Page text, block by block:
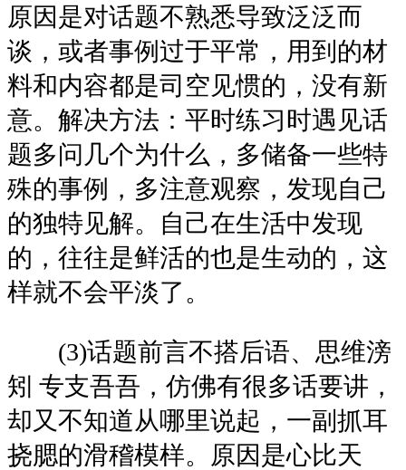
原因是对话题不熟悉导致泛泛而
谈，或者事例过于平常，用到的材
料和内容都是司空见惯的，没有新
意。解决方法：平时练习时遇见话
题多问几个为什么，多储备一些特
殊的事例，多注意观察，发现自己
的独特见解。自己在生活中发现
的，往往是鲜活的也是生动的，这
样就不会平淡了。
(3)话题前言不搭后语、思维滂
矧 专支吾吾，仿佛有很多话要讲，
却又不知道从哪里说起，一副抓耳
挠腮的滑稽模样。原因是心比天